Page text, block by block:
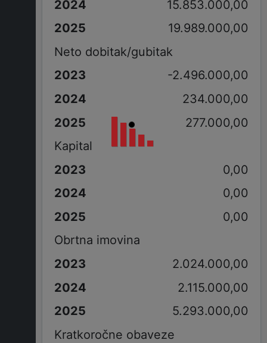
15.853.000,00
19.989.000,00
Neto dobitak/gubitak
-2.496.000,00
234.000,00
277.000,00
Kapital
0,00
0,00
0,00
Obrtna imovina
2.024.000,00
2.115.000,00
5.293.000,00
Kratkoročne obaveze